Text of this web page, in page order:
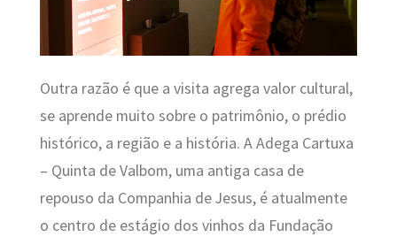
Outra razão é que a visita agrega valor cultural,
se aprende muito sobre o patrimônio, o prédio
histórico, a região e a história. A Adega Cartuxa
– Quinta de Valbom, uma antiga casa de
repouso da Companhia de Jesus, é atualmente
o centro de estágio dos vinhos da Fundação